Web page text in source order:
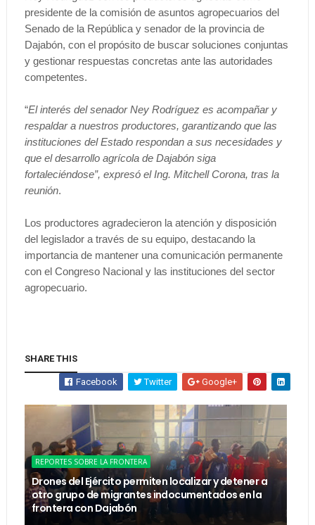
presidente de la comisión de asuntos agropecuarios del
Senado de la República y senador de la provincia de
Dajabón, con el propósito de buscar soluciones conjuntas
y gestionar respuestas concretas ante las autoridades
competentes.
“El interés del senador Ney Rodríguez es acompañar y
respaldar a nuestros productores, garantizando que las
instituciones del Estado respondan a sus necesidades y
que el desarrollo agrícola de Dajabón siga
fortaleciéndose”, expresó el Ing. Mitchell Corona, tras la
reunión.
Los productores agradecieron la atención y disposición
del legislador a través de su equipo, destacando la
importancia de mantener una comunicación permanente
con el Congreso Nacional y las instituciones del sector
agropecuario.
SHARE THIS
Facebook Twitter Google+
REPORTES SOBRE LA FRONTERA
Drones del Ejército permiten localizar y detener a
otro grupo de migrantes indocumentados en la
frontera con Dajabón